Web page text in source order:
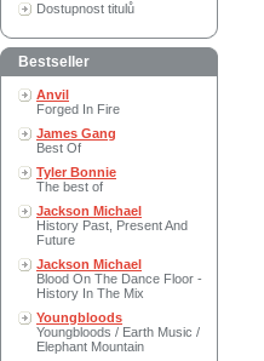
Dostupnost titulů
Bestseller
Anvil
Forged In Fire
James Gang
Best Of
Tyler Bonnie
The best of
Jackson Michael
History Past, Present And
Future
Jackson Michael
Blood On The Dance Floor -
History In The Mix
Youngbloods
Youngbloods / Earth Music /
Elephant Mountain